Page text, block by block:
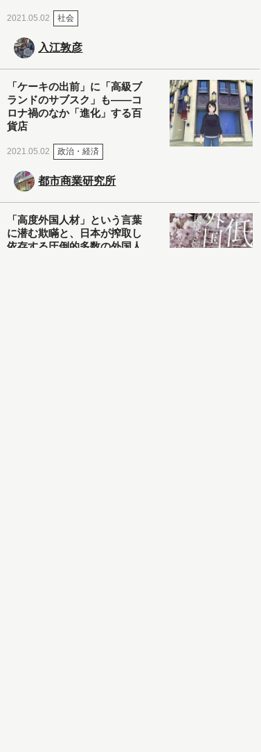
2021.05.02 社会
入江敦彦
「ケーキの出前」に「高級ブ
ランドのサブスク」も――コ
ロナ禍のなか「進化」する百
貨店
2021.05.02 政治・経済
都市商業研究所
「高度外国人材」という言葉
に潜む欺瞞と、日本が搾取し
依存する圧倒的多数の外国人